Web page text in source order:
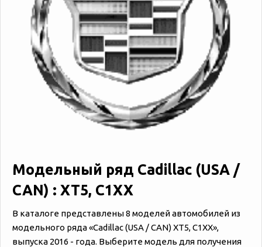
Модельный ряд Cadillac (USA /
CAN) : XT5, C1XX
В каталоге представлены 8 моделей автомобилей из
модельного ряда «‎Cadillac (USA / CAN) XT5, C1XX»,
выпуска 2016 - года. Выберите модель для получения